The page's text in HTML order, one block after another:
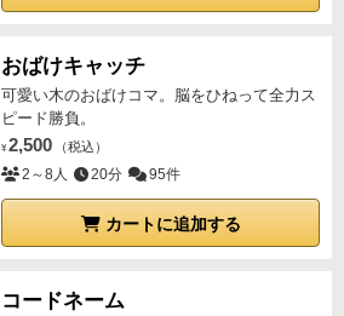
おばけキャッチ
可愛い木のおばけコマ。脳をひねって全力ス
ピード勝負。
¥ 2,500 （税込）
2～8人 20分 95件
カートに追加する
コードネーム